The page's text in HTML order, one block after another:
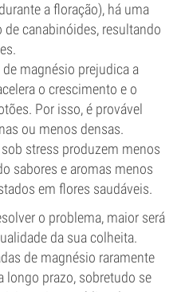
a floração), há uma
canabinóides, resultando
magnésio prejudica a
o crescimento e o
Por isso, é provável
ou menos densas.
stress produzem menos
sabores e aromas menos
em flores saudáveis.
o problema, maior será
da sua colheita.
de magnésio raramente
prazo, sobretudo se